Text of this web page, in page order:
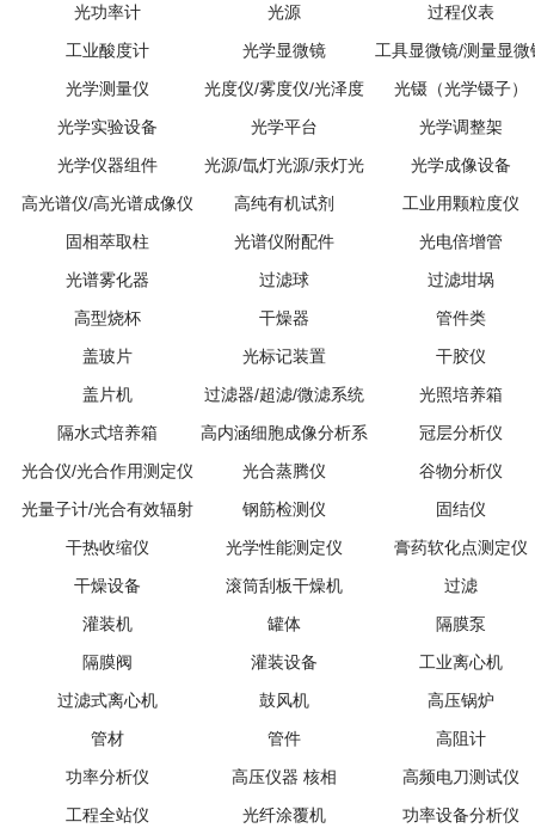
光功率计
光源
过程仪表
工业酸度计
光学显微镜
工具显微镜/测量显微
光学测量仪
光度仪/雾度仪/光泽度
仪
光镊（光学镊子）
光学实验设备
光学平台
光学调整架
光学仪器组件
光源/氙灯光源/汞灯光
源
光学成像设备
高光谱仪/高光谱成像仪
高纯有机试剂
工业用颗粒度仪
固相萃取柱
光谱仪附配件
光电倍增管
光谱雾化器
过滤球
过滤坩埚
高型烧杯
干燥器
管件类
盖玻片
光标记装置
干胶仪
盖片机
过滤器/超滤/微滤系统
光照培养箱
隔水式培养箱
高内涵细胞成像分析系
统
冠层分析仪
光合仪/光合作用测定仪
光合蒸腾仪
谷物分析仪
光量子计/光合有效辐射
计
钢筋检测仪
固结仪
干热收缩仪
光学性能测定仪
膏药软化点测定仪
干燥设备
滚筒刮板干燥机
过滤
灌装机
罐体
隔膜泵
隔膜阀
灌装设备
工业离心机
过滤式离心机
鼓风机
高压锅炉
管材
管件
高阻计
功率分析仪
高压仪器 核相
高频电刀测试仪
工程全站仪
光纤涂覆机 功率设备分析仪